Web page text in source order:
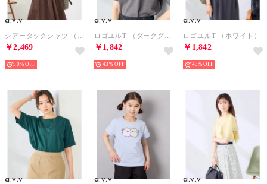
a.v.v
￥2,469
50%
a.v.v
￥1,842
43%
a.v.v
ロゴユルT （ホワイト）
￥1,842
43%
a.v.v a.v.v a.v.v